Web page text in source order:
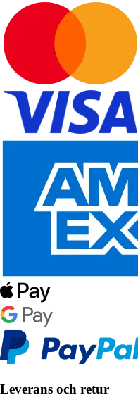
Leverans och retur